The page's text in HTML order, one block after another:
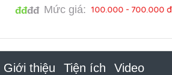
đđđđ Mức giá: 100.000 - 700.000 đ
Giới thiệu Tiện ích Video